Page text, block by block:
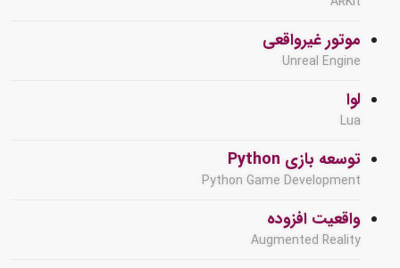
موتور غیرواقعی
Unreal Engine
لوا
Lua
توسعه بازی Python
Python Game Development
واقعیت افزوده
Augmented Reality